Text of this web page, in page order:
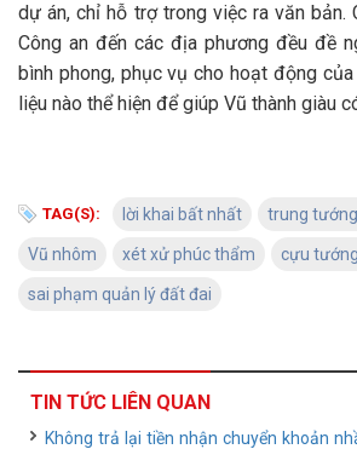
dự án, chỉ hỗ trợ trong việc ra văn bản.
Công an đến các địa phương đều đề
bình phong, phục vụ cho hoạt động
liệu nào thể hiện để giúp Vũ thành giàu
TAG(S): lời khai bất nhất trung
Vũ nhôm xét xử phúc thẩm cựu
sai phạm quản lý đất đai
TIN TỨC LIÊN QUAN
Không trả lại tiền nhận chuyển khoản